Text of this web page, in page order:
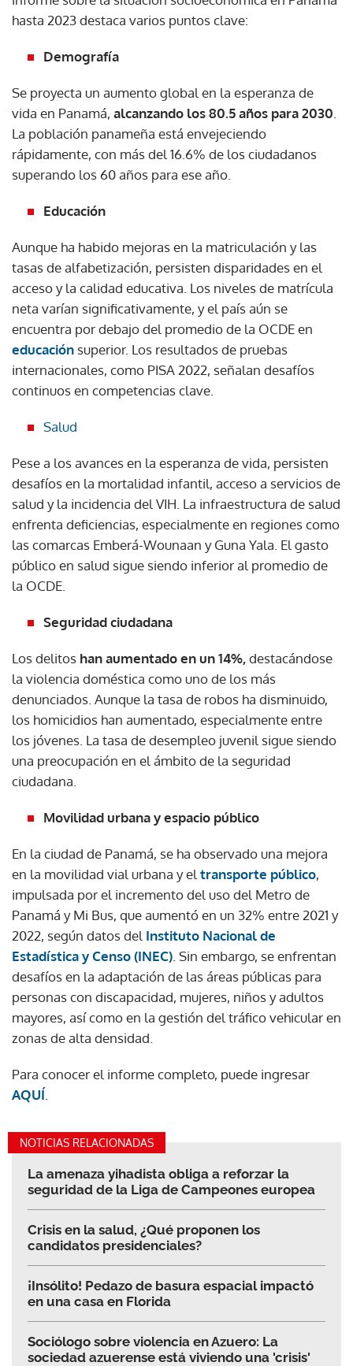
hasta 2023 destaca varios puntos clave:
Demografía
Se proyecta un aumento global en la esperanza de
vida en Panamá, alcanzando los 80.5 años para 2030
La población panameña está envejeciendo
rápidamente, con más del 16.6% de los ciudadanos
superando los 60 años para ese año.
Educación
Aunque ha habido mejoras en la matriculación y las
tasas de alfabetización, persisten disparidades en el
acceso y la calidad educativa. Los niveles de matrícula
neta varían significativamente, y el país aún se
encuentra por debajo del promedio de la OCDE en
educación superior. Los resultados de pruebas
internacionales, como PISA 2022, señalan desafíos
continuos en competencias clave.
Salud
Pese a los avances en la esperanza de vida, persisten
desafíos en la mortalidad infantil, acceso a servicios de
salud y la incidencia del VIH. La infraestructura de salud
enfrenta deficiencias, especialmente en regiones como
las comarcas Emberá-Wounaan y Guna Yala. El gasto
público en salud sigue siendo inferior al promedio de
la OCDE.
Seguridad ciudadana
Los delitos han aumentado en un 14%,destacándose
la violencia doméstica como uno de los más
denunciados. Aunque la tasa de robos ha disminuido,
los homicidios han aumentado, especialmente entre
los jóvenes. La tasa de desempleo juvenil sigue siendo
una preocupación en el ámbito de la seguridad
ciudadana.
Movilidad urbana y espacio público
En la ciudad de Panamá, se ha observado una mejora
en la movilidad vial urbana y el transporte público,
impulsada por el incremento del uso del Metro de
Panamá y Mi Bus, que aumentó en un 32% entre 2021 y
2022, según datos del Instituto Nacional de
Estadística y Censo (INEC) . Sin embargo, se enfrentan
desafíos en la adaptación de las áreas públicas para
personas con discapacidad, mujeres, niños y adultos
mayores, así como en la gestión del tráfico vehicular en
zonas de alta densidad.
Para conocer el informe completo, puede ingresar
AQUÍ
NOTICIAS RELACIONADAS
La amenaza yihadista obliga a reforzar la
seguridad de la Liga de Campeones europea
Crisis en la salud, ¿Qué proponen los
candidatos presidenciales?
¡Insólito! Pedazo de basura espacial impactó
en una casa en Florida
Sociólogo sobre violencia en Azuero: La
sociedad azuerense está viviendo una 'crisis'